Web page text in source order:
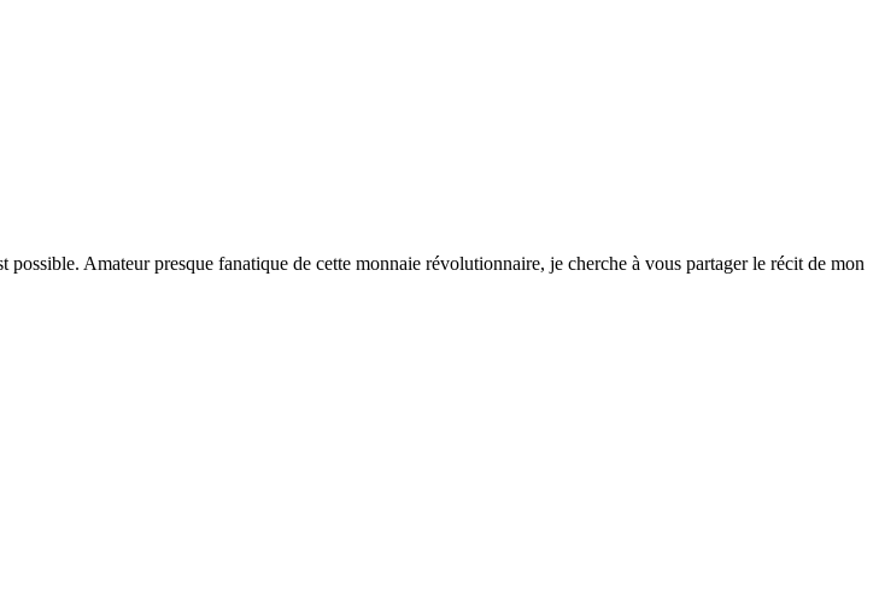
Amateur presque fanatique de cette monnaie révolutionnaire, je cherche à vous partager le récit de mon